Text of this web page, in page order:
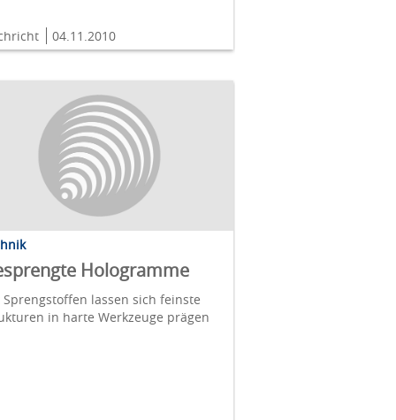
04.11.2010
Hologramme
Sprengstoffen lassen sich feinste
in harte Werkzeuge prägen